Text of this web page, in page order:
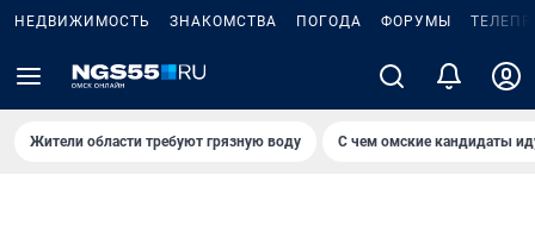
НЕДВИЖИМОСТЬ ЗНАКОМСТВА ПОГОДА ФОРУМЫ
Жители области требуют грязную воду С чем омские кандидаты